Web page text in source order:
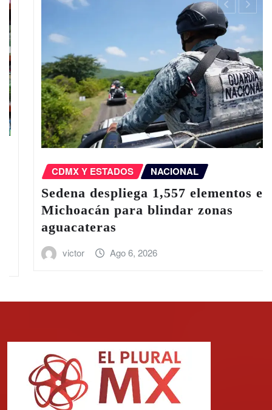
CDMX Y ESTADOS NACIONAL
Sedena despliega 1,557 elementos en
Michoacán para blindar zonas
aguacateras
victor Ago 6, 2026